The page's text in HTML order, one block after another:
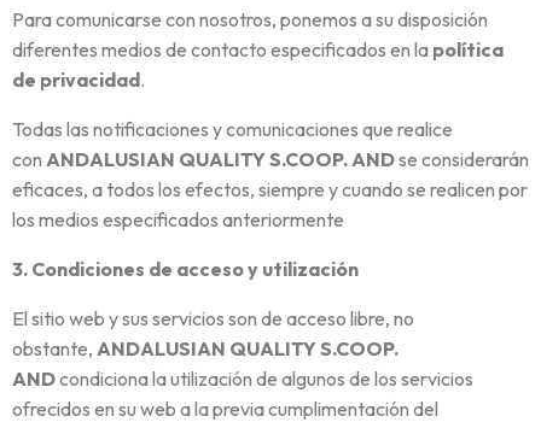
Para comunicarse con nosotros, ponemos a su disposición
diferentes medios de contacto especificados en la política
de privacidad.
Todas las notificaciones y comunicaciones que realice
con ANDALUSIAN QUALITY S.COOP. ANDse considerarán
eficaces, a todos los efectos, siempre y cuando se realicen por
los medios especificados anteriormente
3. Condiciones de acceso y utilización
El sitio web y sus servicios son de acceso libre, no
obstante, ANDALUSIAN QUALITY S.COOP.
ANDcondiciona la utilización de algunos de los servicios
ofrecidos en su web a la previa cumplimentación del